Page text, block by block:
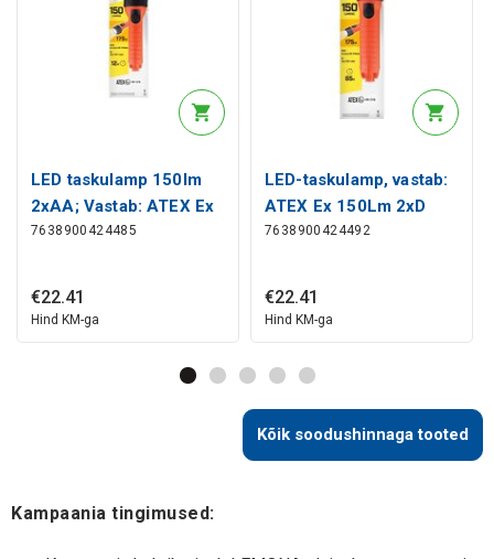
LED taskulamp 150lm
2xAA; Vastab: ATEX Ex
ISHH21 ENERGIZER
7638900424485
€22.41
Hind KM-ga
LED-taskulamp, vastab:
ATEX Ex 150Lm 2xD
ISHH25 Energizer:
ISHH25 Energizer
7638900424492
€22.41
Hind KM-ga
Kõik soodushinnaga tooted
Kampaania tingimused: